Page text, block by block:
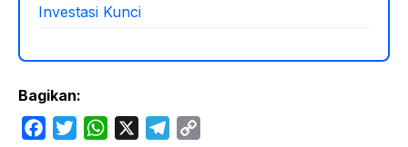
Investasi Kunci
Bagikan:
W